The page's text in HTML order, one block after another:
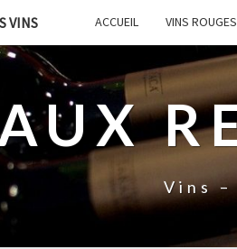
VINS ACCUEIL VINS ROUGES
Vins –